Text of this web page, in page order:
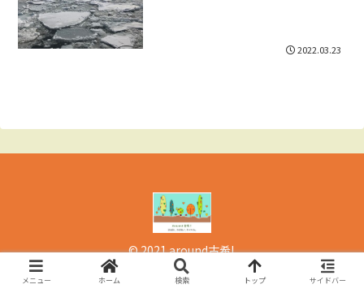
2022.03.23
© 2021 around古希!.
メニュー ホーム 検索 トップ サイドバー